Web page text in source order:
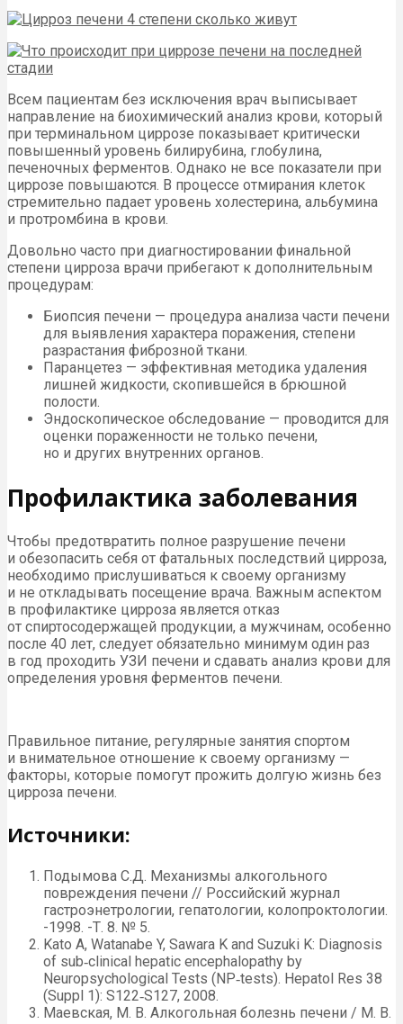
Всем пациентам без исключения врач выписывает
направление на биохимический анализ крови, который
при терминальном циррозе показывает критически
повышенный уровень билирубина, глобулина,
печеночных ферментов. Однако не все показатели при
циррозе повышаются. В процессе отмирания клеток
стремительно падает уровень холестерина, альбумина
и протромбина в крови.
Довольно часто при диагностировании финальной
степени цирроза врачи прибегают к дополнительным
процедурам:
Биопсия печени — процедура анализа части печени
для выявления характера поражения, степени
разрастания фиброзной ткани.
Паранцетез — эффективная методика удаления
лишней жидкости, скопившейся в брюшной
полости.
Эндоскопическое обследование — проводится для
оценки пораженности не только печени,
но и других внутренних органов.
Профилактика заболевания
Чтобы предотвратить полное разрушение печени
и обезопасить себя от фатальных последствий цирроза,
необходимо прислушиваться к своему организму
и не откладывать посещение врача. Важным аспектом
в профилактике цирроза является отказ
от спиртосодержащей продукции, а мужчинам, особенно
после 40 лет, следует обязательно минимум один раз
в год проходить УЗИ печени и сдавать анализ крови для
определения уровня ферментов печени.
Правильное питание, регулярные занятия спортом
и внимательное отношение к своему организму —
факторы, которые помогут прожить долгую жизнь без
цирроза печени.
Источники:
Подымова С.Д. Механизмы алкогольного
повреждения печени // Российский журнал
гастроэнетрологии, гепатологии, колопроктологии.
-1998. -Т. 8. № 5.
Kato A, Watanabe Y, Sawara K and Suzuki K: Diagnosis
of sub‑clinical hepatic encephalopathy by
Neuropsychological Tests (NP‑tests). Hepatol Res 38
(Suppl 1): S122‑S127, 2008.
Маевская, М. В. Алкогольная болезнь печени / М. В.